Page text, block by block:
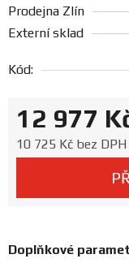
Prodejny
Externí sklad
Prodejna Zlín
Kód:
12 977
10 725 Kč bez DPH
Doplňkové